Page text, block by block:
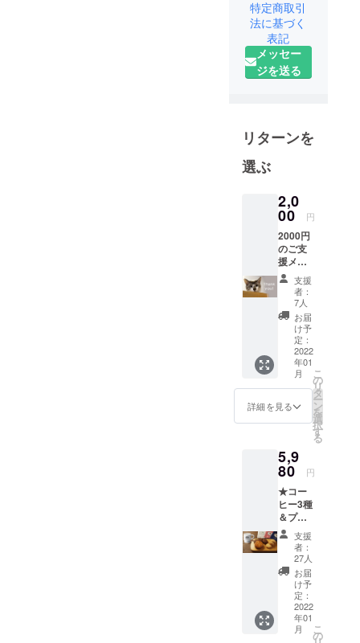
を「個人の
善意に依存
しすぎるの
ではなく、
社会の仕組
目的として
動資金源と
力企業との
コラボでク
ラウドファ
ンディング
を毎月行っ
ています。
また、ECサ
イト『ティ
アハイム小
部』
お買い物い
ただくこと
で、誰でも
保護ねこ活
動に参加で
きます。
毎週校舎に
て「にちよ
う定期譲渡
会」を開催
特定商取引
法に基づく
表記
メッセー
ジを送る
リターンを
選ぶ
2,0
00 円
2000円
のご支
援メ
ニュー
。 リ
ターン
には
ティア
ハイム
小学校
の猫た
ちの写
真2-3枚
付き
で、お
をお送
りさせ
ていた
だきま
す
支援
者：
7人
お届
け予
定：
2022
年01
月
詳細を見る
こ
の
リ
タ
ー
ン
を
選
択
す
る
5,9
80 円
★コー
ヒー3種
＆プチ
おやつ
+ロイ君
カップ1
つ ・珈
琲バッ
グ（コ
スタリ
カ）１
つ ・珈
支援
者：
27人
お届
け予
定：
2022
年01
月
こ
の